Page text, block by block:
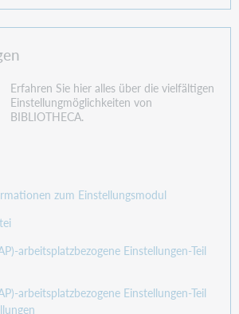
Erfahren Sie hier alles über die vielfältigen
Einstellungmöglichkeiten von
BIBLIOTHECA.
zum Einstellungsmodul
arbeitsplatzbezogene Einstellungen-Teil
arbeitsplatzbezogene Einstellungen-Teil